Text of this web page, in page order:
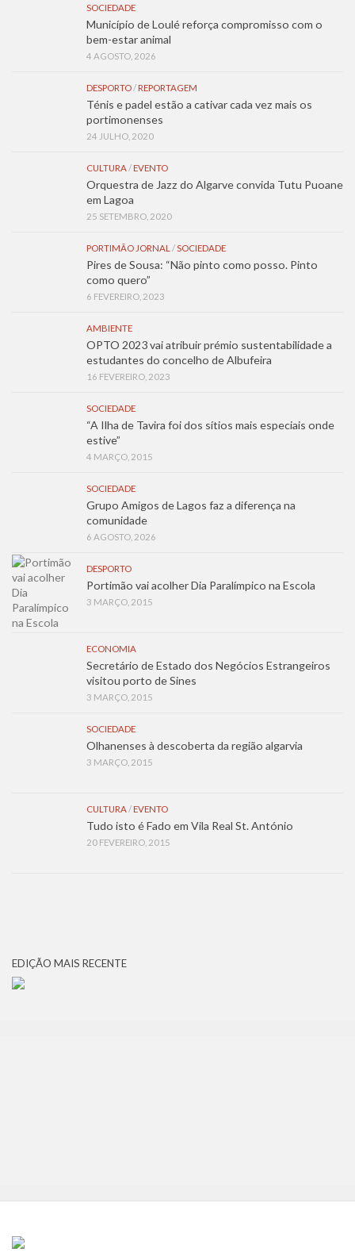
SOCIEDADE
Município de Loulé reforça compromisso com o
bem-estar animal
4 AGOSTO, 2026
DESPORTO/ REPORTAGEM
Ténis e padel estão a cativar cada vez mais os
portimonenses
24 JULHO, 2020
CULTURA/ EVENTO
Orquestra de Jazz do Algarve convida Tutu Puoane
em Lagoa
25 SETEMBRO, 2020
PORTIMÃO JORNAL /SOCIEDADE
Pires de Sousa: “Não pinto como posso. Pinto
como quero”
6 FEVEREIRO, 2023
AMBIENTE
OPTO 2023 vai atribuir prémio sustentabilidade a
estudantes do concelho de Albufeira
16 FEVEREIRO, 2023
SOCIEDADE
“A Ilha de Tavira foi dos sítios mais especiais onde
estive”
4 MARÇO, 2015
SOCIEDADE
Grupo Amigos de Lagos faz a diferença na
comunidade
6 AGOSTO, 2026
DESPORTO
Portimão vai acolher Dia Paralímpico na Escola
3 MARÇO, 2015
ECONOMIA
Secretário de Estado dos Negócios Estrangeiros
visitou porto de Sines
3 MARÇO, 2015
SOCIEDADE
Olhanenses à descoberta da região algarvia
3 MARÇO, 2015
CULTURA/ EVENTO
Tudo isto é Fado em Vila Real St. António
20 FEVEREIRO, 2015
EDIÇÃO MAIS RECENTE